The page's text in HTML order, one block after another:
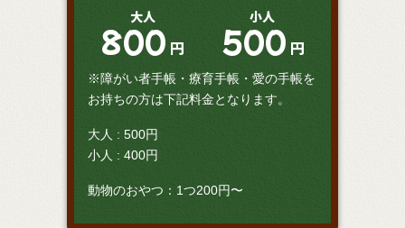
大人
800 円
小人
500 円
※障がい者手帳・療育手帳・愛の手帳を
お持ちの方は下記料金となります。
大人 : 500円
小人 : 400円
動物のおやつ：1つ200円〜